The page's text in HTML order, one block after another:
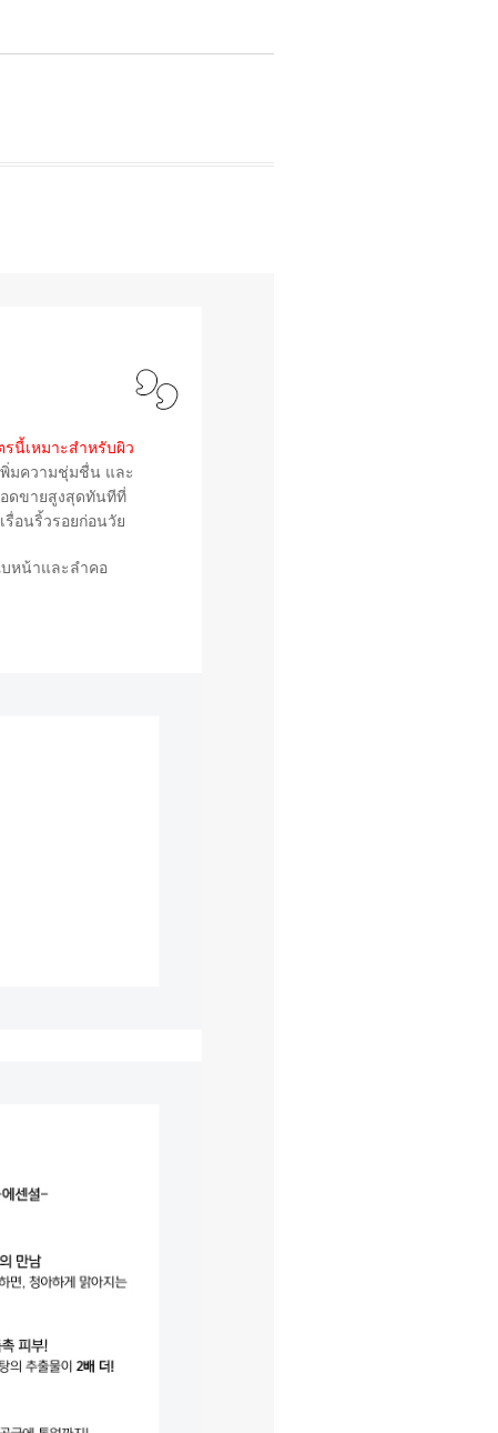
รนี้เหมาะสำหรับผิว
พิ่มความชุ่มชื่น และ
ดขายสูงสุดทันทีที่
อนริ้วรอยก่อนวัย
หน้าและลำคอ